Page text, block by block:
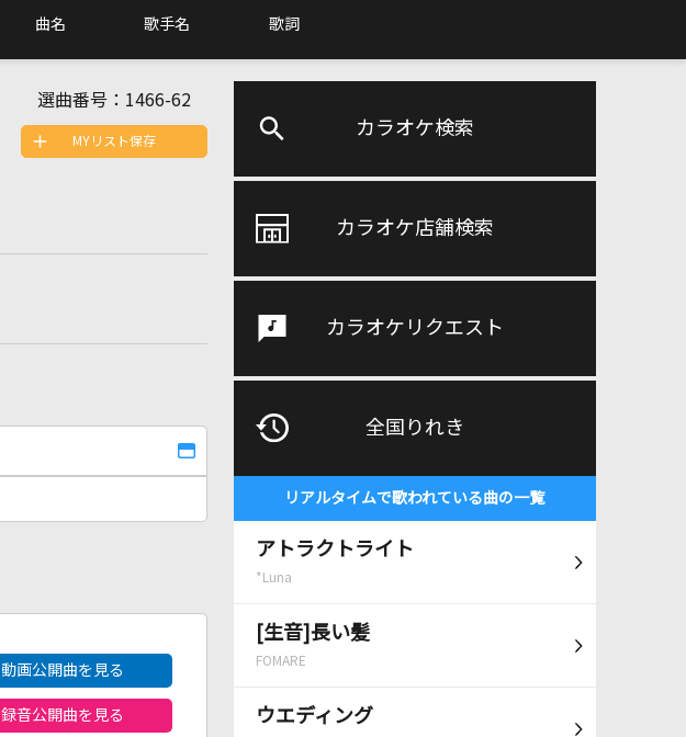
曲名 歌手名 歌詞
カラオケ検索
カラオケ店舗検索
カラオケリクエスト
全国りれき
リアルタイムで歌われている曲の一覧
アトラクトライト
*Luna
[生音]長い髪
FOMARE
ウエディング
選曲番号： 1466-62
MYリスト保存
動画公開曲を見る
録音公開曲を見る